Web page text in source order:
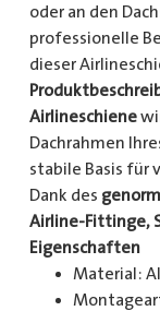
oder an den
professionelle
dieser
Airlineschiene
Dachrahmen
stabile Basis
Dank des
Airline-Fittinge,
Eigenschaften
Material: